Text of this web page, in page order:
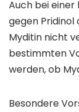
Auch bei
gegen
Myditin nicht
bestimmten
werden, ob
Besondere